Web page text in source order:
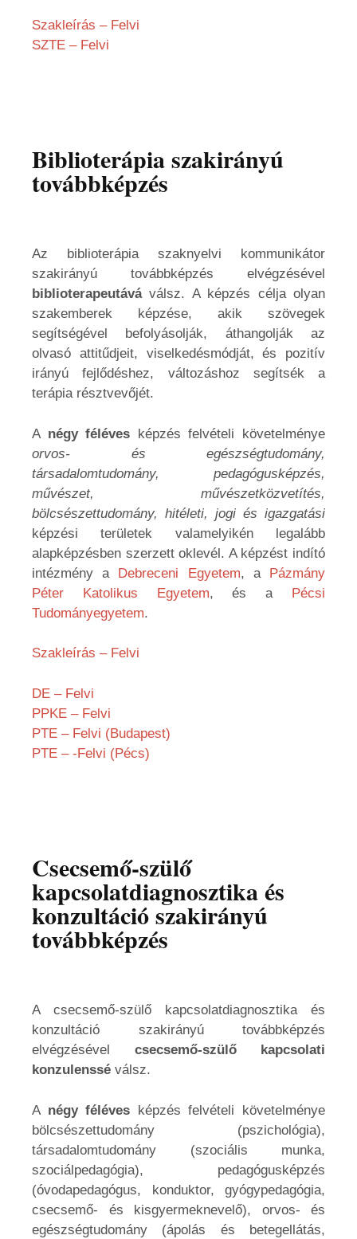
Szakleírás – Felvi
SZTE – Felvi
Biblioterápia szakirányú
továbbképzés
Az biblioterápia szaknyelvi kommunikátor
szakirányú továbbképzés elvégzésével
biblioterapeutáváválsz. A képzés célja olyan
szakemberek képzése, akik szövegek
segítségével befolyásolják, áthangolják az
olvasó attitűdjeit, viselkedésmódját, és pozitív
irányú fejlődéshez, változáshoz segítsék a
terápia résztvevőjét.
A négy féléves képzés felvételi követelménye
orvos- és egészségtudomány,
társadalomtudomány, pedagógusképzés,
művészet, művészetközvetítés,
bölcsészettudomány, hitéleti, jogi és igazgatási
képzési területek valamelyikén legalább
alapképzésben szerzett oklevél. A képzést indító
intézmény a Debreceni Egyetem, a Pázmány
Péter Katolikus Egyetem, és a Pécsi
Tudományegyetem.
Szakleírás – Felvi
DE – Felvi
PPKE – Felvi
PTE – Felvi (Budapest)
PTE – -Felvi (Pécs)
Csecsemő-szülő
kapcsolatdiagnosztika és
konzultáció szakirányú
továbbképzés
A csecsemő-szülő kapcsolatdiagnosztika és
konzultáció szakirányú továbbképzés
elvégzésével csecsemő-szülő kapcsolati
konzulenssé válsz.
A négy féléves képzés felvételi követelménye
bölcsészettudomány (pszichológia),
társadalomtudomány (szociális munka,
szociálpedagógia), pedagógusképzés
(óvodapedagógus, konduktor, gyógypedagógia,
csecsemő- és kisgyermeknevelő), orvos- és
egészségtudomány (ápolás és betegellátás,